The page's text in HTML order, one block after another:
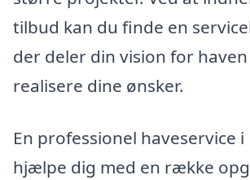
tilbud kan du finde en
der deler din vision for
realisere dine ønsker.
En professionel haveservice
hjælpe dig med en række